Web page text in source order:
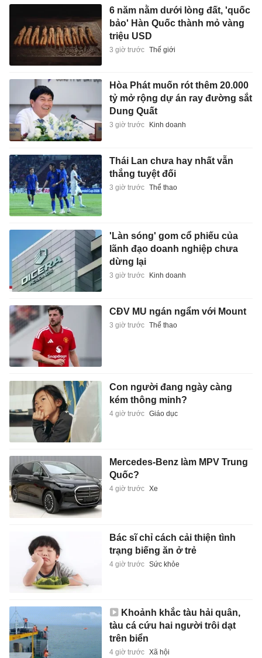
6 năm nằm dưới lòng đất, 'quốc
bảo' Hàn Quốc thành mỏ vàng
triệu USD
3 giờ trước Thế giới
Hòa Phát muốn rót thêm 20.000
tỷ mở rộng dự án ray đường sắt
Dung Quất
3 giờ trước Kinh doanh
Thái Lan chưa hay nhất vẫn
thắng tuyệt đối
3 giờ trước Thể thao
'Làn sóng' gom cổ phiếu của
lãnh đạo doanh nghiệp chưa
dừng lại
3 giờ trước Kinh doanh
CĐV MU ngán ngẩm với Mount
3 giờ trước Thể thao
Con người đang ngày càng
kém thông minh?
4 giờ trước Giáo dục
Mercedes-Benz làm MPV Trung
Quốc?
4 giờ trước Xe
Bác sĩ chỉ cách cải thiện tình
trạng biếng ăn ở trẻ
4 giờ trước Sức khỏe
Khoảnh khắc tàu hải quân,
tàu cá cứu hai người trôi dạt
trên biển
4 giờ trước Xã hội